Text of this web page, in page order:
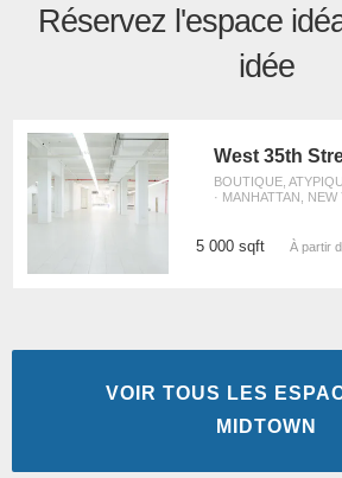
Réservez l'espace
idée
BOUTIQUE,
· MANHATTAN, NEW
5 000 sqft À partir
VOIR TOUS LES
MIDTOWN